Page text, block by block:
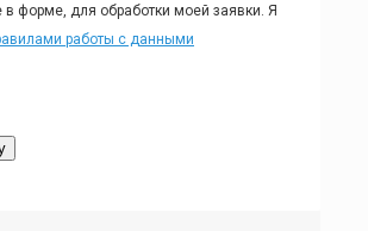
форме, для обработки моей заявки. Я
работы с данными